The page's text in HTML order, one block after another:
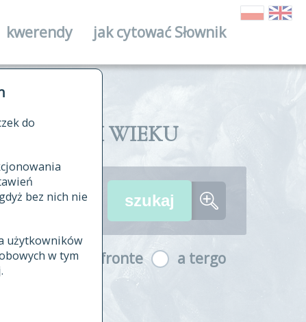
do
bez nich nie
użytkowników
w tym
źródłowych
kwerendy jak cytować Słownik
I XVIII WIEKU
a fronte a tergo